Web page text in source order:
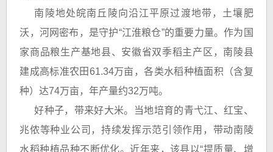
南陵地处皖南丘陵向沿江平原过渡地带，土壤肥
沃，河网密布，是守护“江淮粮仓”的重要力量。作为国
家商品粮生产基地县、安徽省双季稻主产区，南陵县
建成高标准农田61.34万亩，各类水稻种植面积（含复
种）达74万亩，年产量约32万吨。
好种子，带来好大米。当地培育的青弋江、红宝、
兆侬等种业公司，持续发挥示范引领作用，带动南陵
水稻种植品种不断优化。近年来，该县以“提质量、增